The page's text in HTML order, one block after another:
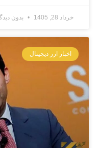
خرداد 28, 1405 بدون
اخبار ارز دیجیتال